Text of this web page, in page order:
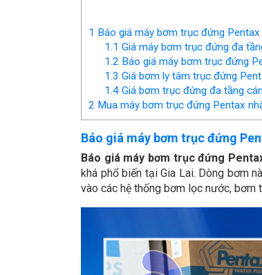
1 Báo giá máy bơm trục đứng Pentax
1.1 Giá máy bơm trục đứng đa
1.2 Báo giá máy bơm trục đứng
1.3 Giá bơm ly tâm trục đứng
1.4Giá bơm trục đứng đa tầng
2 Mua máy bơm trục đứng Pentax
Báo giá máy bơm trục đứng
Báo giá máy bơm trục đứng
khá phổ biến tại Gia Lai. Dòng bơm
vào các hệ thống bơm lọc nước, bơm